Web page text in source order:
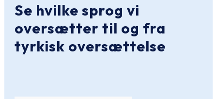
Se hvilke sprog vi
oversætter til og fra
tyrkisk oversættelse